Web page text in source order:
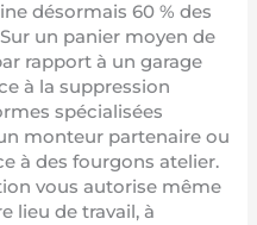
désormais 60 % des
un panier moyen de
rapport à un garage
à la suppression
spécialisées
monteur partenaire ou
à des fourgons atelier.
vous autorise même
lieu de travail, à